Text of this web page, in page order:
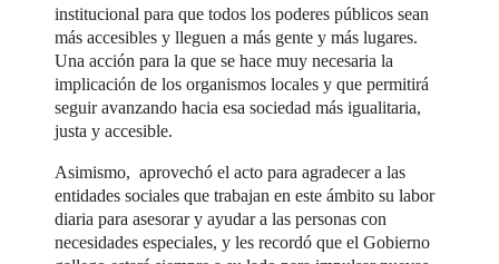
institucional para que todos los poderes públicos sean
más accesibles y lleguen a más gente y más lugares.
Una acción para la que se hace muy necesaria la
implicación de los organismos locales y que permitirá
seguir avanzando hacia esa sociedad más igualitaria,
justa y accesible.
Asimismo, aprovechó el acto para agradecer a las
entidades sociales que trabajan en este ámbito su labor
diaria para asesorar y ayudar a las personas con
necesidades especiales, y les recordó que el Gobierno